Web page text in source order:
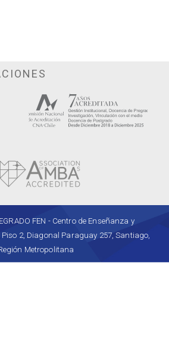
FEN - Centro de Enseñanza y
Piso 2, Diagonal Paraguay 257, Santiago,
Metropolitana